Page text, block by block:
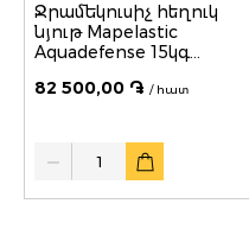
Ջրամեկուսիչ հեղուկ
նյութ Mapelastic
Aquadefense 15կգ
82 500,00 ֏ / հատ